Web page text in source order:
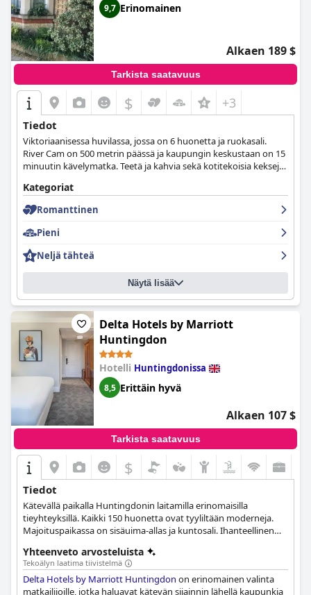
9,7 Erinomainen
Alkaen 189 $
Tarkista saatavuus
$ +3
Tiedot
Viktoriaanisessa huvilassa, jossa on 6 huonetta ja ruokasali.
River Cam on 500 metrin päässä ja kaupungin keskustaan on 15
minuutin kävelymatka. Teetä ja kahvia sekä kotitekoisia keksejä
Kategoriat
Romanttinen
Pieni
Neljä tähteä
Näytä lisää
Delta Hotels by Marriott
Huntingdon
Hotelli Huntingdonissa
8,5 Erittäin hyvä
Alkaen 107 $
Tarkista saatavuus
$
Tiedot
Kätevällä paikalla Huntingdonin laitamilla erinomaisilla
tieyhteyksillä. Kaikki 150 huonetta ovat tyyliltään moderneja.
Majoituspaikassa on sisäuima-allas ja kuntosali. Ihanteellinen
Yhteenveto arvosteluista
Tekoälyn laatima tiivistelmä
Delta Hotels by Marriott Huntingdon on erinomainen valinta
matkailijoille, jotka haluavat kätevän sijainnin lähellä kaupunkia